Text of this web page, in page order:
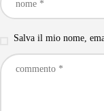
Salva il mio nome,